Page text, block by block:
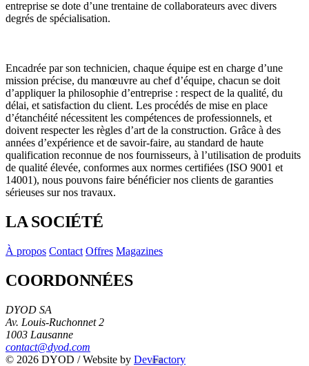
entreprise se dote d’une trentaine de collaborateurs avec divers
degrés de spécialisation.
Encadrée par son technicien, chaque équipe est en charge d’une
mission précise, du manœuvre au chef d’équipe, chacun se doit
d’appliquer la philosophie d’entreprise : respect de la qualité, du
délai, et satisfaction du client. Les procédés de mise en place
d’étanchéité nécessitent les compétences de professionnels, et
doivent respecter les règles d’art de la construction. Grâce à des
années d’expérience et de savoir-faire, au standard de haute
qualification reconnue de nos fournisseurs, à l’utilisation de produits
de qualité élevée, conformes aux normes certifiées (ISO 9001 et
14001), nous pouvons faire bénéficier nos clients de garanties
sérieuses sur nos travaux.
LA SOCIÉTÉ
À propos Contact Offres Magazines
COORDONNÉES
DYOD SA
Av. Louis-Ruchonnet 2
1003 Lausanne
contact@dyod.com
© 2026 DYOD / Website by DevFactory